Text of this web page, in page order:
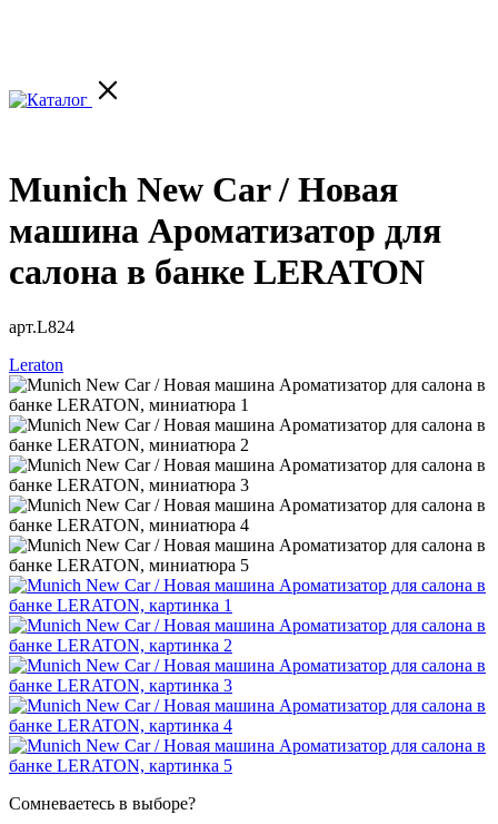
Munich New Car / Новая
машина Ароматизатор для
салона в банке LERATON
арт.L824
Leraton
Сомневаетесь в выборе?